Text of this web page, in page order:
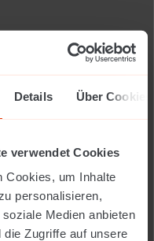
Details Über Cookies
verwendet Cookies
Cookies, um Inhalte
personalisieren,
Medien anbieten
die Zugriffe auf unsere
- 10-13 Uhr |
17 Uhr | 30.04.2026 - 10-13
- 14-17 Uhr